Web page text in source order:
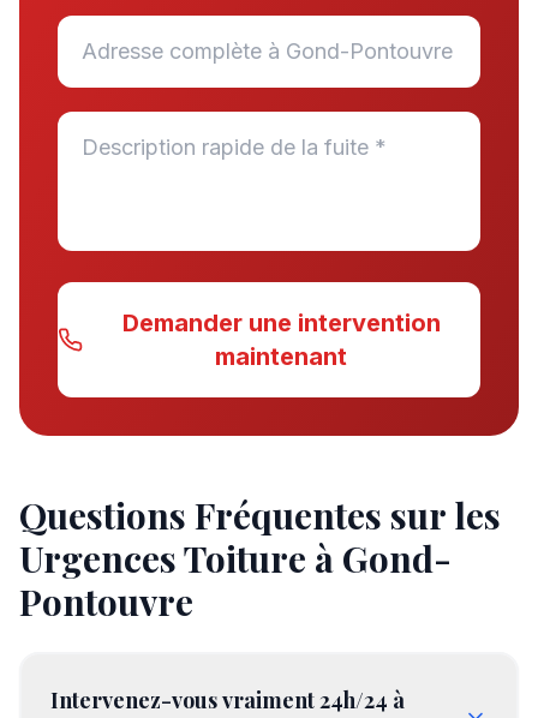
Demander une intervention
maintenant
Questions Fréquentes sur les
Urgences Toiture à Gond-
Pontouvre
Intervenez-vous vraiment 24h/24 à